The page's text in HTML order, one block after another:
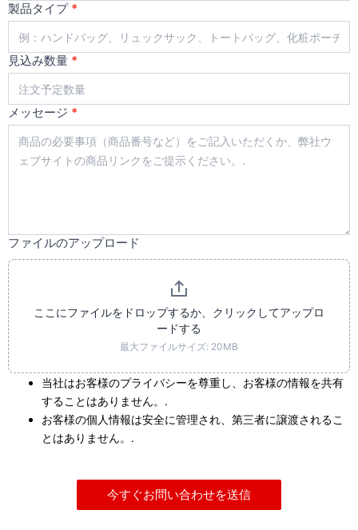
製品タイプ *
見込み数量 *
メッセージ *
ファイルのアップロード
ここにファイルをドロップするか、クリックしてアップロ
ードする
最大ファイルサイズ: 20MB
当社はお客様のプライバシーを尊重し、お客様の情報を共有
することはありません。.
お客様の個人情報は安全に管理され、第三者に譲渡されるこ
とはありません。.
今すぐお問い合わせを送信